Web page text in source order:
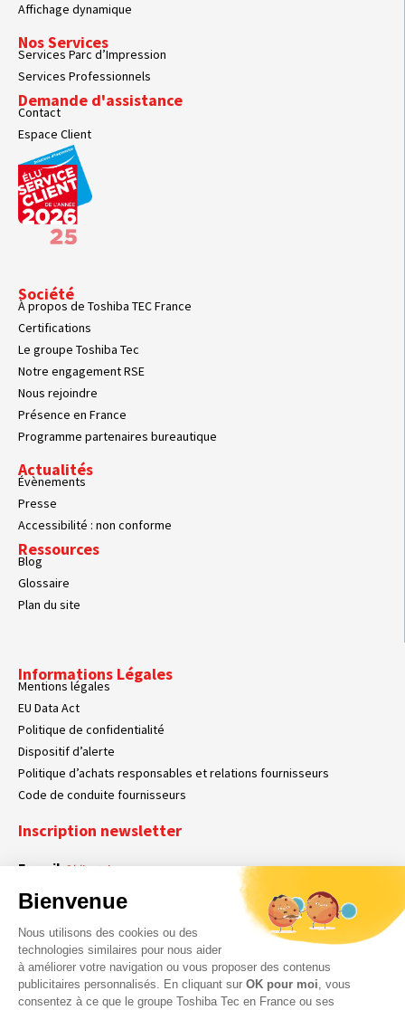
Affichage dynamique
Nos Services
Services Parc d’Impression
Services Professionnels
Demande d'assistance
Contact
Espace Client
Société
À propos de Toshiba TEC France
Certifications
Le groupe Toshiba Tec
Notre engagement RSE
Nous rejoindre
Présence en France
Programme partenaires bureautique
Actualités
Évènements
Presse
Accessibilité : non conforme
Ressources
Blog
Glossaire
Plan du site
Informations Légales
Mentions légales
EU Data Act
Politique de confidentialité
Dispositif d’alerte
Politique d’achats responsables et relations fournisseurs
Code de conduite fournisseurs
Inscription newsletter
E-mailObligatoire
RGPD
Obligatoire
En cochant cette case, vous acceptez que Toshiba Tec France collecte vos
données personnelles. Pour plus d’informations sur notre politique en matière
de données personnelles,cliquez ici.Obligatoire
Bienvenue
Nous utilisons des cookies ou des
technologies similaires pour nous aider
à améliorer votre navigation ou vous proposer des contenus
publicitaires personnalisés. En cliquant sur OK pour moi , vous
consentez à ce que le groupe Toshiba Tec en France ou ses